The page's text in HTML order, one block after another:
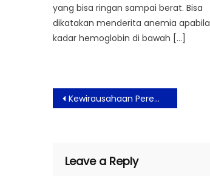
yang bisa ringan sampai berat. Bisa
dikatakan menderita anemia apabila
kadar hemoglobin di bawah […]
Post
navigation
Kewirausahaan Perempuan Berkontribusi 9,1 Persen Terhadap PDB Indonesia
Leave a Reply